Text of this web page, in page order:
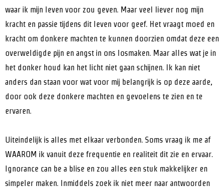
waar ik mijn leven voor zou geven. Maar veel liever nog mijn
kracht en passie tijdens dit leven voor geef. Het vraagt moed en
kracht om donkere machten te kunnen doorzien omdat deze een
overweldigde pijn en angst in ons losmaken. Maar alles wat je in
het donker houd kan het licht niet gaan schijnen. Ik kan niet
anders dan staan voor wat voor mij belangrijk is op deze aarde,
door ook deze donkere machten en gevoelens te zien en te
ervaren.
Uiteindelijk is alles met elkaar verbonden. Soms vraag ik me af
WAAROM ik vanuit deze frequentie en realiteit dit zie en ervaar.
Ignorance can be a blise en zou alles een stuk makkelijker en
simpeler maken. Inmiddels zoek ik niet meer naar antwoorden